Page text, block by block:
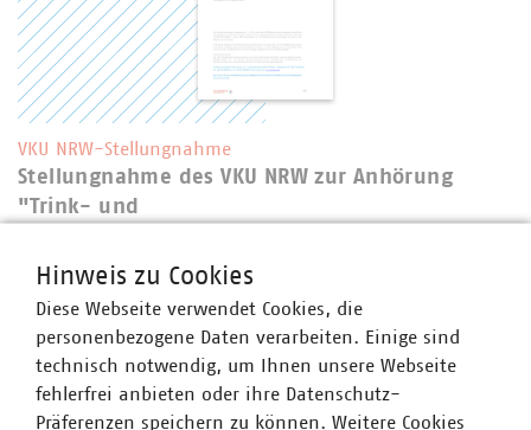
VKU NRW-Stellungnahme
Stellungnahme des VKU NRW zur Anhörung
"Trink- und
Enquetekommission "Wasser in Zeiten der
Klimakrise"
PDF Download
Hinweis zu Cookies
Diese Webseite verwendet Cookies, die
personenbezogene Daten verarbeiten. Einige sind
technisch notwendig, um Ihnen unsere Webseite
fehlerfrei anbieten oder ihre Datenschutz-
Präferenzen speichern zu können. Weitere Cookies